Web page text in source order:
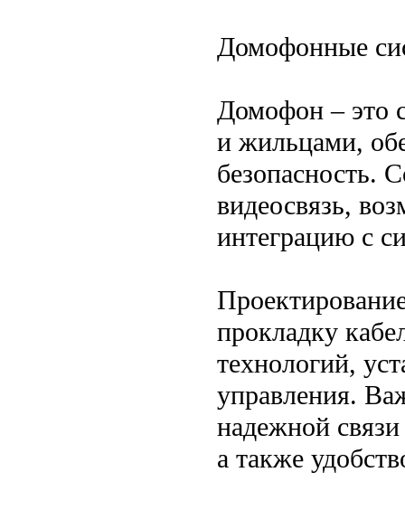
Домофонные
Домофон – это
и жильцами,
безопасность.
видеосвязь,
интеграцию с
прокладку
технологий,
управления.
надежной
а также